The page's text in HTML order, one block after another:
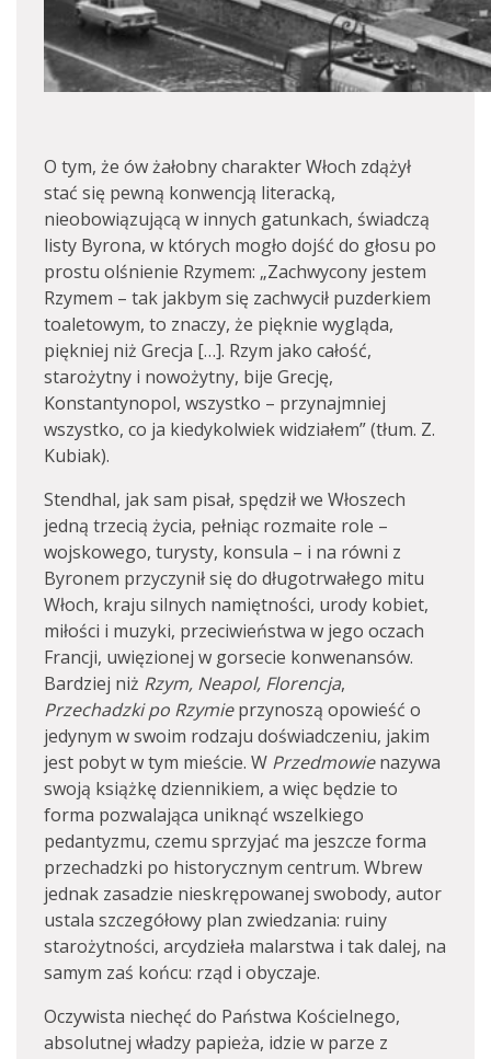
O tym, że ów żałobny charakter Włoch zdążył
stać się pewną konwencją literacką,
nieobowiązującą w innych gatunkach, świadczą
listy Byrona, w których mogło dojść do głosu po
prostu olśnienie Rzymem: „Zachwycony jestem
Rzymem – tak jakbym się zachwycił puzderkiem
toaletowym, to znaczy, że pięknie wygląda,
piękniej niż Grecja […]. Rzym jako całość,
starożytny i nowożytny, bije Grecję,
Konstantynopol, wszystko – przynajmniej
wszystko, co ja kiedykolwiek widziałem” (tłum. Z.
Kubiak).
Stendhal, jak sam pisał, spędził we Włoszech
jedną trzecią życia, pełniąc rozmaite role –
wojskowego, turysty, konsula – i na równi z
Byronem przyczynił się do długotrwałego mitu
Włoch, kraju silnych namiętności, urody kobiet,
miłości i muzyki, przeciwieństwa w jego oczach
Francji, uwięzionej w gorsecie konwenansów.
Bardziej niż Rzym, Neapol, Florencja,
Przechadzki po Rzymieprzynoszą opowieść o
jedynym w swoim rodzaju doświadczeniu, jakim
jest pobyt w tym mieście. W Przedmowienazywa
swoją książkę dziennikiem, a więc będzie to
forma pozwalająca uniknąć wszelkiego
pedantyzmu, czemu sprzyjać ma jeszcze forma
przechadzki po historycznym centrum. Wbrew
jednak zasadzie nieskrępowanej swobody, autor
ustala szczegółowy plan zwiedzania: ruiny
starożytności, arcydzieła malarstwa i tak dalej, na
samym zaś końcu: rząd i obyczaje.
Oczywista niechęć do Państwa Kościelnego,
absolutnej władzy papieża, idzie w parze z